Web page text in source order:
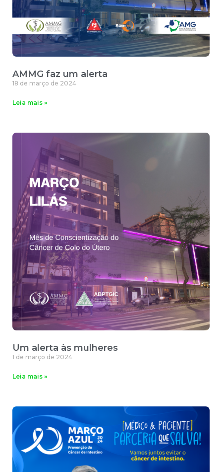
AMMG faz um alerta
18 de março de 2024
Leia mais »
Um alerta às mulheres
1 de março de 2024
Leia mais »